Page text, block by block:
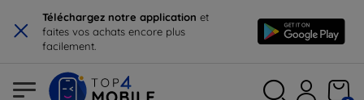
× Téléchargez notre application et
faites vos achats encore plus
facilement.